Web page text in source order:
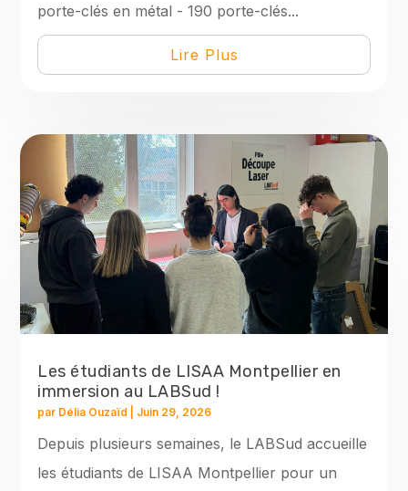
porte-clés en métal - 190 porte-clés...
Lire Plus
Les étudiants de LISAA Montpellier en
immersion au LABSud !
par Délia Ouzaïd Juin 29, 2026
Depuis plusieurs semaines, le LABSud accueille
les étudiants de LISAA Montpellier pour un